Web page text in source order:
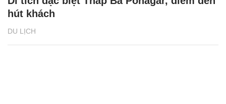
DU LỊCH
hút khách